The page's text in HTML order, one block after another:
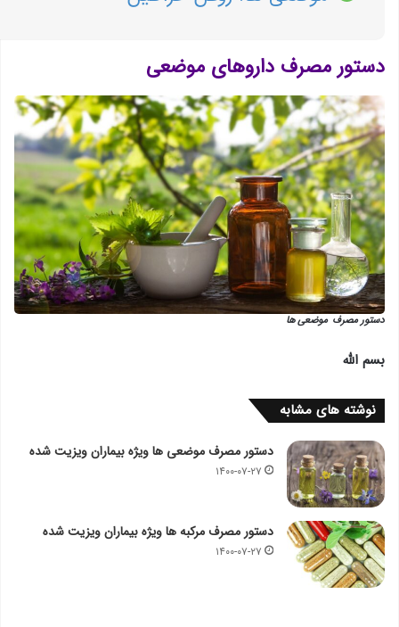
دستور مصرف داروهای موضعی
دستور مصرف موضعی ها
بسم الله
نوشته های مشابه
دستور مصرف موضعی ها ویژه بیماران ویزیت شده
۱۴۰۰-۰۷-۲۷
دستور مصرف مرکبه ها ویژه بیماران ویزیت شده
۱۴۰۰-۰۷-۲۷